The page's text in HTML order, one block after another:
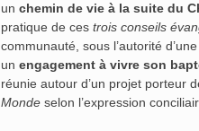
un chemin de vie à la suite du
pratique de ces trois conseils
communauté, sous l’autorité
un engagement à vivre son
réunie autour d’un projet porteur
Monde selon l’expression